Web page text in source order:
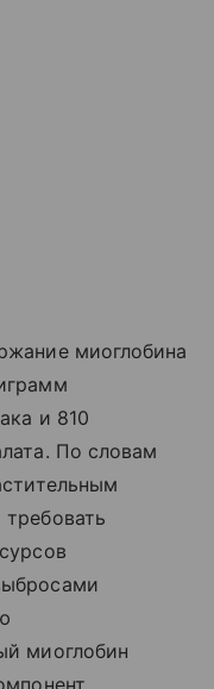
миоглобина
и 810
По словам
миоглобин